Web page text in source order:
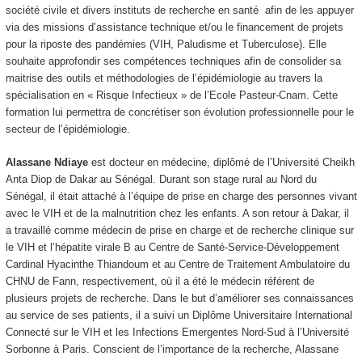
société civile et divers instituts de recherche en santé afin de les appuyer
via des missions d’assistance technique et/ou le financement de projets
pour la riposte des pandémies (VIH, Paludisme et Tuberculose). Elle
souhaite approfondir ses compétences techniques afin de consolider sa
maitrise des outils et méthodologies de l’épidémiologie au travers la
spécialisation en « Risque Infectieux » de l’Ecole Pasteur-Cnam. Cette
formation lui permettra de concrétiser son évolution professionnelle pour le
secteur de l’épidémiologie.
Alassane Ndiayeest docteur en médecine, diplômé de l’Université Cheikh
Anta Diop de Dakar au Sénégal. Durant son stage rural au Nord du
Sénégal, il était attaché à l’équipe de prise en charge des personnes vivant
avec le VIH et de la malnutrition chez les enfants. A son retour à Dakar, il
a travaillé comme médecin de prise en charge et de recherche clinique sur
le VIH et l’hépatite virale B au Centre de Santé-Service-Développement
Cardinal Hyacinthe Thiandoum et au Centre de Traitement Ambulatoire du
CHNU de Fann, respectivement, où il a été le médecin référent de
plusieurs projets de recherche. Dans le but d’améliorer ses connaissances
au service de ses patients, il a suivi un Diplôme Universitaire International
Connecté sur le VIH et les Infections Emergentes Nord-Sud à l’Université
Sorbonne à Paris. Conscient de l’importance de la recherche, Alassane